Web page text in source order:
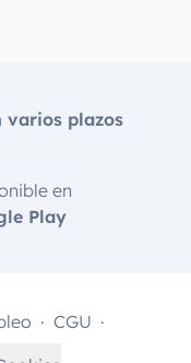
varios plazos
en
Play
CGU